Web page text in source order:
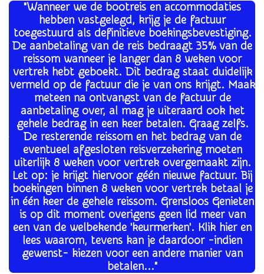
"Wanneer we de bootreis en accommodaties
hebben vastgelegd, krijg je de factuur
toegestuurd als definitieve boekingsbevestiging.
De aanbetaling van de reis bedraagt 35% van de
reissom wanneer je langer dan 8 weken voor
vertrek hebt geboekt. Dit bedrag staat duidelijk
vermeld op de factuur die je van ons krijgt. Maak
meteen na ontvangst van de factuur de
aanbetaling over, al mag je uiteraard ook het
gehele bedrag in een keer betalen. Graag zelfs.
De resterende reissom en het bedrag van de
eventueel afgesloten reisverzekering moeten
uiterlijk 8 weken voor vertrek overgemaakt zijn.
Let op: je krijgt hiervoor géén nieuwe factuur. Bij
boekingen binnen 8 weken voor vertrek betaal je
in één keer de gehele reissom.Grensloos Genieten
is op dit moment overigens geen lid meer van
een van de welbekende 'keurmerken'. Klik hier en
lees waarom, tevens kan je daardoor -indien
gewenst- kiezen voor een andere manier van
betalen..."